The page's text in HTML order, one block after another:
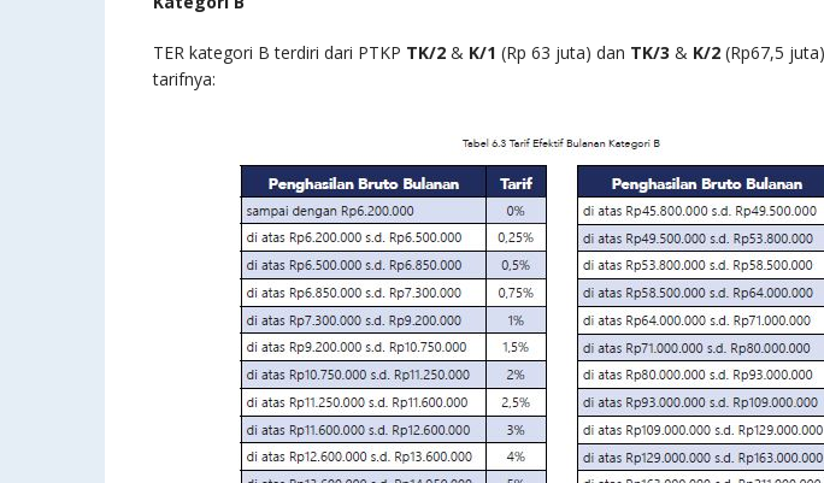
TER kategori B terdiri dari PTKP TK/2 & K/1 (Rp 63 juta) dan TK/3 & K/2 (Rp67,5
tarifnya: